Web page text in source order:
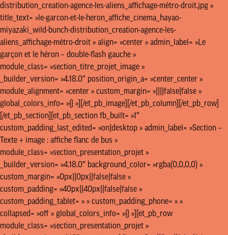
distribution_creation-agence-les-aliens_affichage-métro-droit.jpg »
title_text= »le-garcon-et-le-heron_affiche_cinema_hayao-
miyazaki_wild-bunch-distribution_creation-agence-les-
aliens_affichage-métro-droit » align= »center » admin_label= »Le
garçon et le héron – double-flash gauche »
module_class= »section_titre_projet_image »
_builder_version= »4.18.0″ position_origin_a= »center_center »
module_alignment= »center » custom_margin= »||||false|false »
global_colors_info= »{} »][/et_pb_image][/et_pb_column][/et_pb_row]
[/et_pb_section][et_pb_section fb_built= »1″
custom_padding_last_edited= »on|desktop » admin_label= »Section –
Texte + image : affiche flanc de bus »
module_class= »section_presentation_projet »
_builder_version= »4.18.0″ background_color= »rgba(0,0,0,0) »
custom_margin= »0px||0px||false|false »
custom_padding= »40px||40px||false|false »
custom_padding_tablet= » » custom_padding_phone= » »
collapsed= »off » global_colors_info= »{} »][et_pb_row
module_class= »section_presentation_projet »